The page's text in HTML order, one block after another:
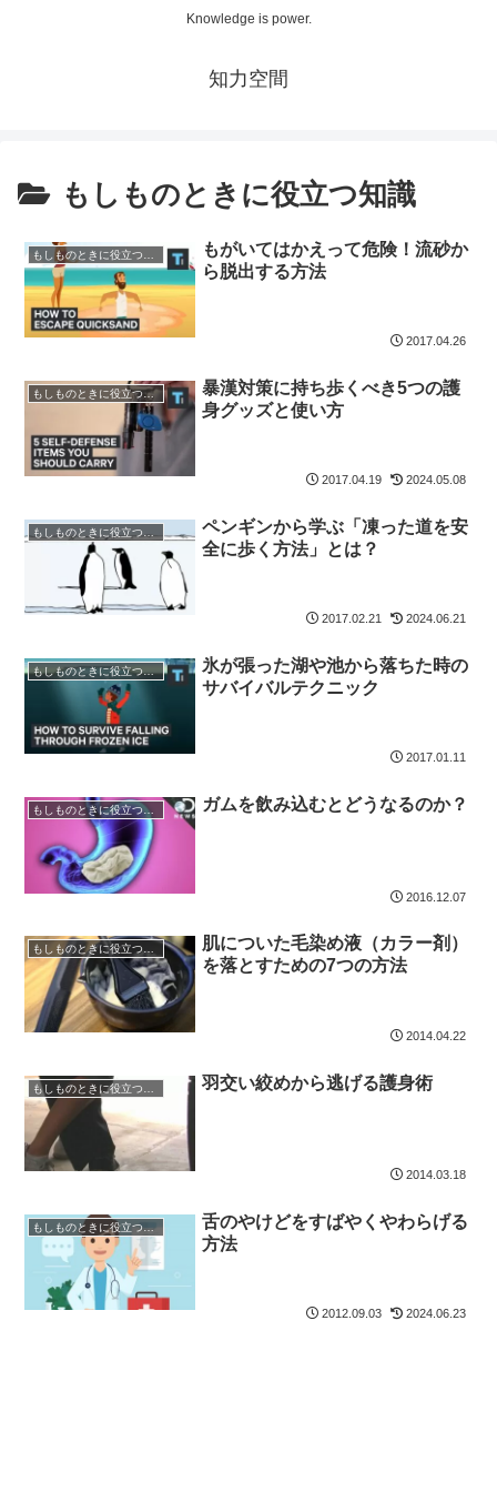
Knowledge is power.
知力空間
もしものときに役立つ知識
もがいてはかえって危険！流砂か
ら脱出する方法
2017.04.26
もしものときに役立つ知識
暴漢対策に持ち歩くべき5つの護
身グッズと使い方
2017.04.19 2024.05.08
ペンギンから学ぶ「凍った道を安
全に歩く方法」とは？
2017.02.21 2024.06.21
もしものときに役立つ知識
氷が張った湖や池から落ちた時の
サバイバルテクニック
2017.01.11
もしものときに役立つ知識 ガムを飲み込むとどうなるのか？
2016.12.07
もしものときに役立つ知識
肌についた毛染め液（カラー剤）
を落とすための7つの方法
2014.04.22
羽交い絞めから逃げる護身術
2014.03.18
もしものときに役立つ知識
舌のやけどをすばやくやわらげる
方法
2012.09.03 2024.06.23